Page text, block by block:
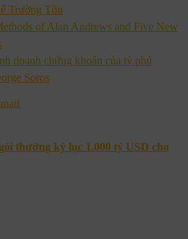
Trường Tồn
of Alan Andrews and Five New
doanh chứng khoán của tỷ phú
Soros
thưởng kỷ lục 1.000 tỷ USD cho